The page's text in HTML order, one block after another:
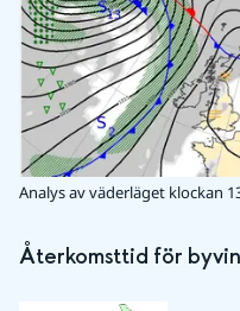
Analys av väderläget klockan
Återkomsttid för